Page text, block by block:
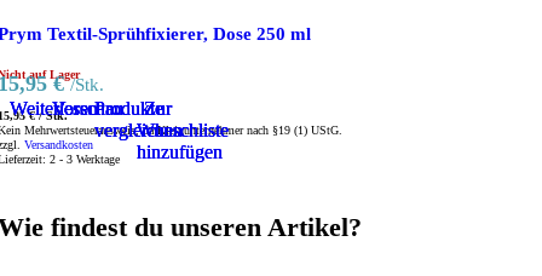
Weiterlesen
VorschauProdukte
vergleichen
Zur
Wunschliste
hinzufügen
Weiterlesen
VorschauProdukte
vergleichen
Zur
Wunschliste
hinzufügen
Weiterlesen
VorschauProdukte
vergleichen
Zur
Wunschliste
hinzufügen
Textil-Sprühfixierer, Dose 250 ml
auf Lager
€ /Stk.
€/Stk.
Mehrwertsteuerausweis, da Kleinunternehmer nach §19 (1) UStG.
Versandkosten
2 - 3 Werktage
findest du unseren Artikel?